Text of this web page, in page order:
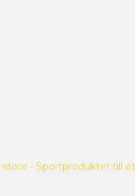
store - Sportprodukter till